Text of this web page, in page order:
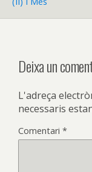
Deixa un
L'adreça
necessaris
Comentari *